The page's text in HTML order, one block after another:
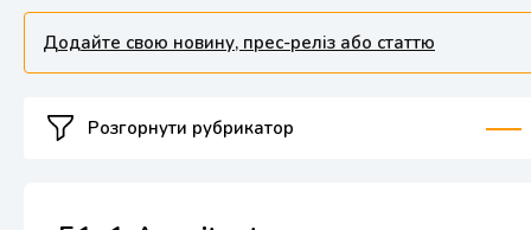
Додайте свою новину, прес-реліз або статтю
Розгорнути рубрикатор